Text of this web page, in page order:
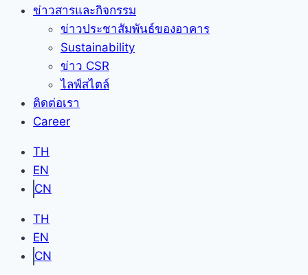
ข่าวสารและกิจกรรม
ข่าวประชาสัมพันธ์ของอาคาร
Sustainability
ข่าว CSR
ไลฟ์สไตล์
ติดต่อเรา
Career
TH
EN
CN
TH
EN
CN